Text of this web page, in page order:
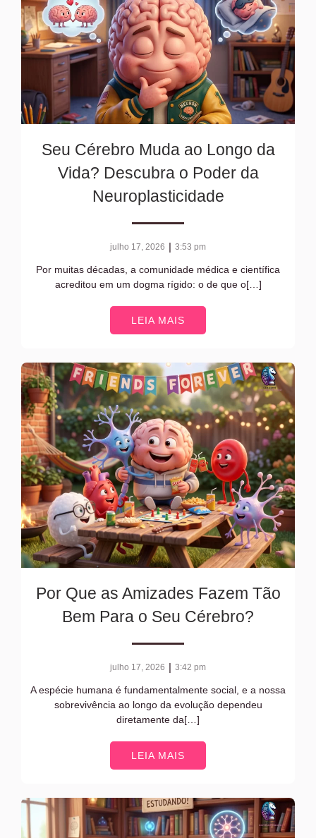
Seu Cérebro Muda ao Longo da
Vida? Descubra o Poder da
Neuroplasticidade
julho 17, 2026 | 3:53 pm
Por muitas décadas, a comunidade médica e científica
acreditou em um dogma rígido: o de que o[…]
LEIA MAIS
Por Que as Amizades Fazem Tão
Bem Para o Seu Cérebro?
julho 17, 2026 | 3:42 pm
A espécie humana é fundamentalmente social, e a nossa
sobrevivência ao longo da evolução dependeu
diretamente da[…]
LEIA MAIS